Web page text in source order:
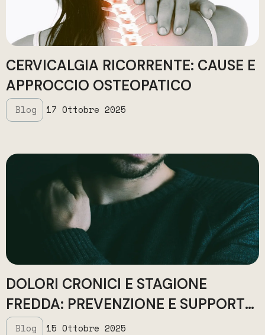
Blog 17 Ottobre 2025
CERVICALGIA RICORRENTE: CAUSE E
APPROCCIO OSTEOPATICO
Blog 15 Ottobre 2025
DOLORI CRONICI E STAGIONE
FREDDA: PREVENZIONE E SUPPORTO
OSTEOPATICO